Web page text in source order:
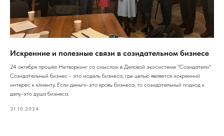
Искренние и полезные связи в созидательном бизнесе
24 октября прошёл Нетворкинг со смыслом в Деловой экосистеме "Созидатели"
Созидательный бизнес - это модель бизнеса, где целью является искренний
интерес к клиенту. Если деньги-это кровь бизнеса, то созидательный подход к
делу-это душа бизнеса.
31.10.2024